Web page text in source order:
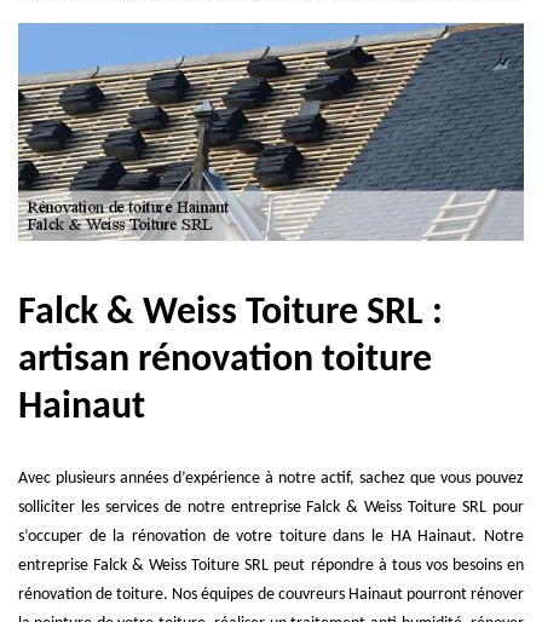
Falck & Weiss Toiture SRL :
artisan rénovation toiture
Hainaut
Avec plusieurs années d’expérience à notre actif, sachez que vous pouvez
solliciter les services de notre entreprise Falck & Weiss Toiture SRL pour
s’occuper de la rénovation de votre toiture dans le HA Hainaut. Notre
entreprise Falck & Weiss Toiture SRL peut répondre à tous vos besoins en
rénovation de toiture. Nos équipes de couvreurs Hainaut pourront rénover